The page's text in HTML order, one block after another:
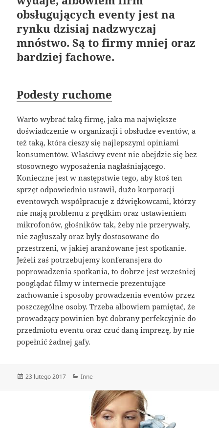
obsługujących eventy jest na
rynku dzisiaj nadzwyczaj
mnóstwo. Są to firmy mniej oraz
bardziej fachowe.
Podesty ruchome
Warto wybrać taką firmę, jaka ma największe
doświadczenie w organizacji i obsłudze eventów, a
też taką, która cieszy się najlepszymi opiniami
konsumentów. Właściwy event nie obejdzie się bez
stosownego wyposażenia nagłaśniającego.
Konieczne jest w następstwie tego, aby ktoś ten
sprzęt odpowiednio ustawił, dużo korporacji
eventowych współpracuje z dźwiękowcami, którzy
nie mają problemu z prędkim oraz ustawieniem
mikrofonów, głośników tak, żeby nie przerywały,
nie zagłuszały oraz były dostosowane do
przestrzeni, w jakiej aranżowane jest spotkanie.
Jeżeli zaś potrzebujemy konferansjera do
poprowadzenia spotkania, to dobrze jest wcześniej
pooglądać filmy w internecie prezentujące
zachowanie i sposoby prowadzenia eventów przez
poszczególne osoby. Trzeba albowiem pamiętać, że
prowadzący powinien być dobrany perfekcyjnie do
przedmiotu eventu oraz czuć daną imprezę, by nie
popełnić żadnej gafy.
Data
23 lutego 2017 Kategorie
Inne